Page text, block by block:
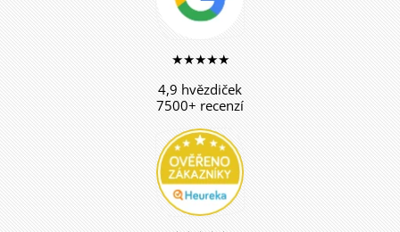
★★★★★
4,9 hvězdiček
7500+ recenzí